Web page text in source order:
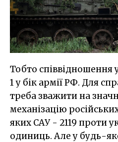
Тобто співвідношення
1 у бік армії РФ. Для
треба зважити на
механізацію
яких САУ - 2119 проти
одиниць. Але у будь-